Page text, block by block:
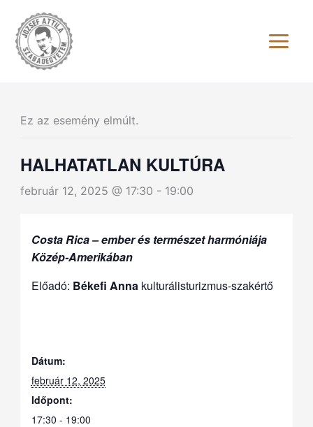
content
Ez az esemény elmúlt.
HALHATATLAN KULTÚRA
február 12, 2025 @ 17:30 - 19:00
Costa Rica – ember és természet harmóniája
Közép-Amerikában
Előadó: Békefi Annakulturálisturizmus-szakértő
Dátum:
február 12, 2025
Időpont:
17:30 - 19:00